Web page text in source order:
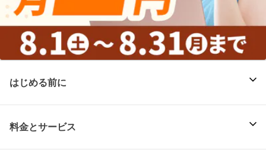
はじめる前に
料金とサービス